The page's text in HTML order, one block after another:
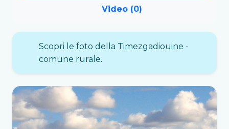
Video (0)
Scopri le foto della Timezgadiouine -
comune rurale.